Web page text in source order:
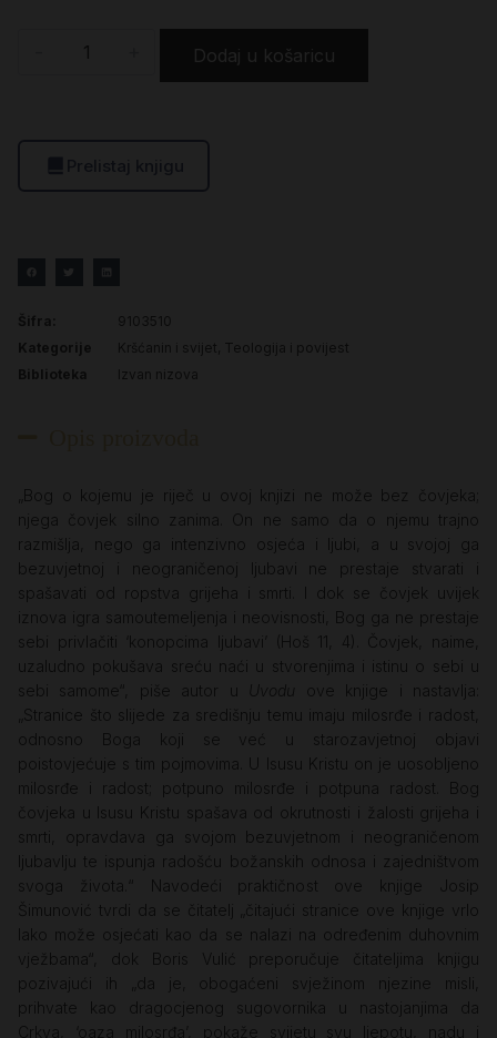
Dodaj u košaricu
Šifra:
9103510
Kategorije
Kršćanin i svijet Teologija i povijest
Biblioteka
Izvan nizova
„Bog o kojemu je riječ u ovoj knjizi ne može bez čovjeka;
njega čovjek silno zanima. On ne samo da o njemu trajno
razmišlja, nego ga intenzivno osjeća i ljubi, a u svojoj ga
bezuvjetnoj i neograničenoj ljubavi ne prestaje stvarati i
spašavati od ropstva grijeha i smrti. I dok se čovjek uvijek
iznova igra samoutemeljenja i neovisnosti, Bog ga ne prestaje
sebi privlačiti ‘konopcima ljubavi’ (Hoš 11, 4). Čovjek, naime,
uzaludno pokušava sreću naći u stvorenjima i istinu o sebi u
sebi samome“, piše autor u
Uvodu
ove knjige i nastavlja:
„Stranice što slijede za središnju temu imaju milosrđe i radost,
odnosno Boga koji se već u starozavjetnoj objavi
poistovjećuje s tim pojmovima. U Isusu Kristu on je uosobljeno
milosrđe i radost; potpuno milosrđe i potpuna radost. Bog
čovjeka u Isusu Kristu spašava od okrutnosti i žalosti grijeha i
smrti, opravdava ga svojom bezuvjetnom i neograničenom
ljubavlju te ispunja radošću božanskih odnosa i zajedništvom
svoga života.“ Navodeći praktičnost ove knjige Josip
Šimunović tvrdi da se čitatelj „čitajući stranice ove knjige vrlo
lako može osjećati kao da se nalazi na određenim duhovnim
vježbama“, dok Boris Vulić preporučuje čitateljima knjigu
pozivajući ih „da je, obogaćeni svježinom njezine misli,
prihvate kao dragocjenog sugovornika u nastojanjima da
Crkva, ‘oaza milosrđa’, pokaže svijetu svu ljepotu, nadu i